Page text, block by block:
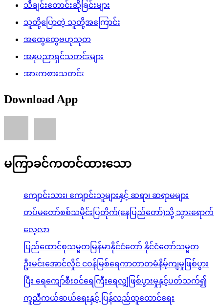
သီချင်းတောင်းဆိုခြင်းများ
သူတို့ပြောတဲ့ သူတို့အကြောင်း
အထွေထွေဗဟုသုတ
အနုပညာရှင်သတင်းများ
အားကစားသတင်း
Download App
မကြာခင်ကတင်ထားသော
ကျောင်းသား၊ ကျောင်းသူများနှင့် ဆရာ၊ ဆရာမများ
တပ်မတော်စစ်သမိုင်းပြတိုက်(နေပြည်တော်)သို့ သွားရောက်
လေ့လာ
ပြည်ထောင်စုသမ္မတမြန်မာနိုင်ငံတော် နိုင်ငံတော်သမ္မတ
ဦးမင်းအောင်လှိုင် ငဝန်မြစ်ရေကာတာတမံနိမ့်ကျမှုဖြစ်ပွား
ပြီး ရေကျော်စီးဝင်ရေကြီးရေလျှံဖြစ်ပွားမှုနှင့်ပတ်သက်၍
ကူညီကယ်ဆယ်ရေးနှင့် ပြန်လည်ထူထောင်ရေး